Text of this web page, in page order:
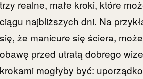
trzy realne, małe kroki, które
ciągu najbliższych dni. Na
się, że manicure się ściera,
obawę przed utratą dobrego
krokami mogłyby być: